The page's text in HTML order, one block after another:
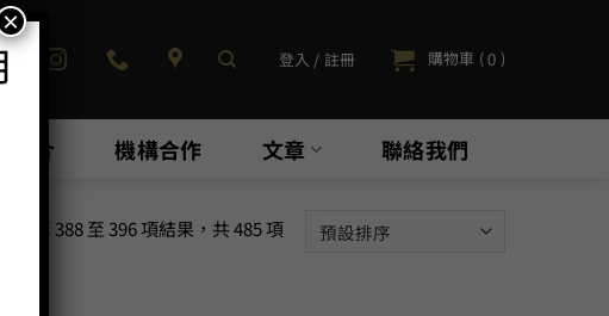
登入 / 註冊 購物車 ( 0 )
推介 機構合作 文章 聯絡我們
顯示第 388 至 396 項結果，共 485 項
×